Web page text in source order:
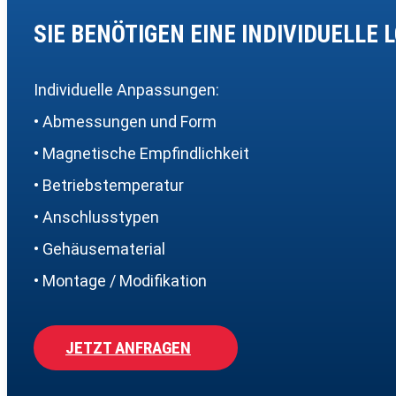
SIE BENÖTIGEN EINE INDIVIDUELLE
Individuelle Anpassungen:
• Abmessungen und Form
• Magnetische Empfindlichkeit
• Betriebstemperatur
• Anschlusstypen
• Gehäusematerial
• Montage / Modifikation
JETZT ANFRAGEN